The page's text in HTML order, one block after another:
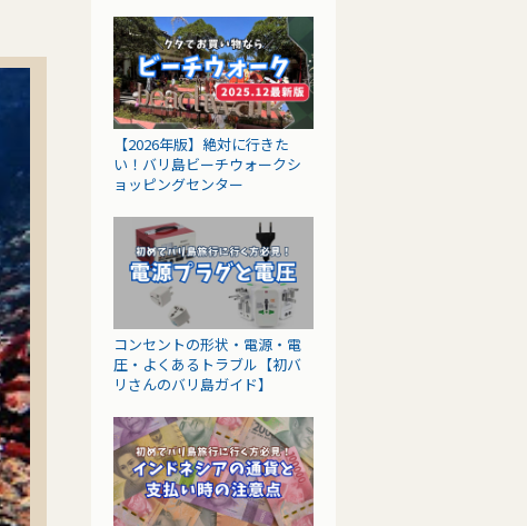
【2026年版】絶対に行きた
い！バリ島ビーチウォークシ
ョッピングセンター
コンセントの形状・電源・電
圧・よくあるトラブル【初バ
リさんのバリ島ガイド】